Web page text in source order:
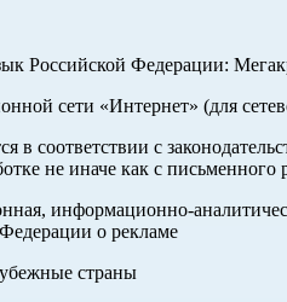
Российской Федерации:
сети «Интернет» (для
в соответствии с
не иначе как с письменного
информационно-
о рекламе
страны